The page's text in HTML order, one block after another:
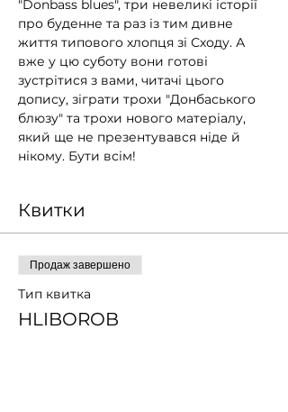
"Donbass blues", три невеликі історії
про буденне та раз із тим дивне
життя типового хлопця зі Сходу. А
вже у цю суботу вони готові
зустрітися з вами, читачі цього
допису, зіграти трохи "Донбаського
блюзу" та трохи нового матеріалу,
який ще не презентувався ніде й
нікому. Бути всім!
Квитки
Продаж завершено
Тип квитка
HLIBOROB